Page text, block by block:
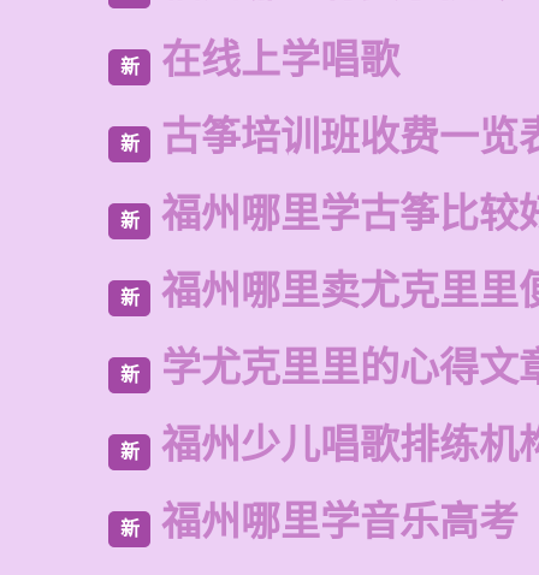
新 在线上学唱歌
新 古筝培训班收费一览
新 福州哪里学古筝比较
新 福州哪里卖尤克里里
新 学尤克里里的心得文
新 福州少儿唱歌排练机
新 福州哪里学音乐高考